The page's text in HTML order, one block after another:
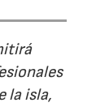
la isla,